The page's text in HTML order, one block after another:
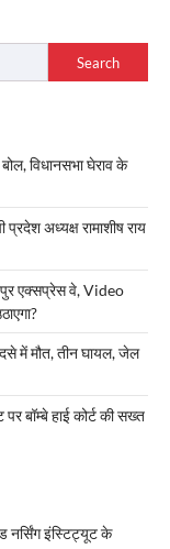
Search
विधानसभा घेराव के
अध्यक्ष रामाशीष राय
एक्सप्रेस वे, Video
में मौत, तीन घायल, जेल
बॉम्बे हाई कोर्ट की सख्त
नर्सिंग इंस्टिट्यूट के